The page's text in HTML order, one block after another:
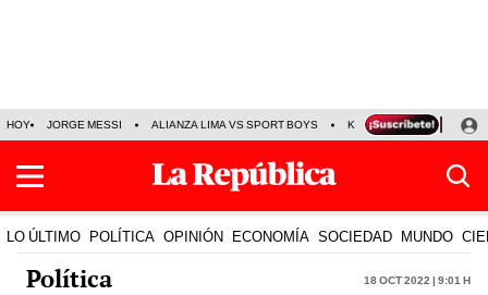
HOY JORGE MESSI ALIANZA LIMA VS SPORT BOYS KENJI FUJIMORI
LO ÚLTIMO POLÍTICA OPINIÓN ECONOMÍA SOCIEDAD MUNDO
Política 18 Oct 2022 | 9:01 h